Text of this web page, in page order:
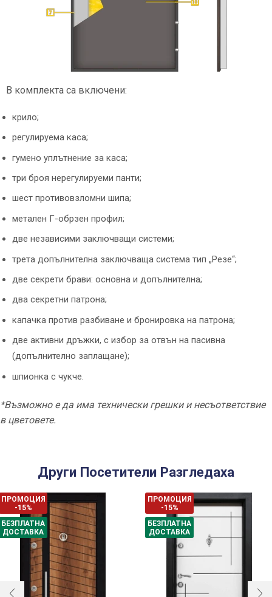
В комплекта са включени:
крило;
регулируема каса;
гумено уплътнение за каса;
три броя нерегулируеми панти;
шест противовзломни шипа;
метален Г-обрзен профил;
две независими заключващи системи;
трета допълнителна заключваща система тип „Резе“;
две секрети брави: основна и допълнителна;
два секретни патрона;
капачка против разбиване и бронировка на патрона;
две активни дръжки, с избор за отвън на пасивна
(допълнително заплащане);
шпионка с чукче.
*Възможно е да има технически грешки и несъответствие
в цветовете.
Други Посетители Разгледаха
ПРОМОЦИЯ
-15%
БЕЗПЛАТНА
ДОСТАВКА
ПРОМОЦИЯ
-15%
БЕЗПЛАТНА
ДОСТАВКА